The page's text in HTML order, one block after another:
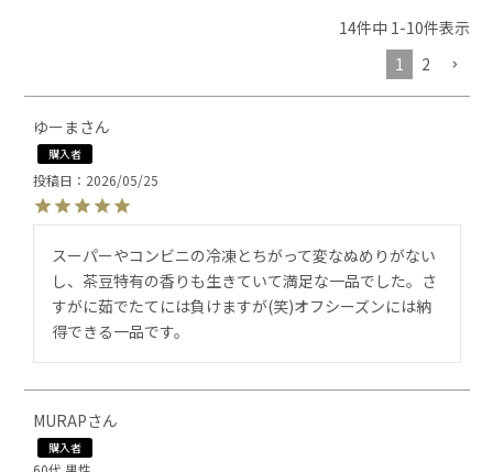
14件中 1 -10件表示
1
2
ゆーま
購入者
投稿日 2026/05/25
スーパーやコンビニの冷凍とちがって変なぬめりがない
し、茶豆特有の香りも生きていて満足な一品でした。さ
すがに茹でたてには負けますが(笑)オフシーズンには納
得できる一品です。
MURAP
購入者